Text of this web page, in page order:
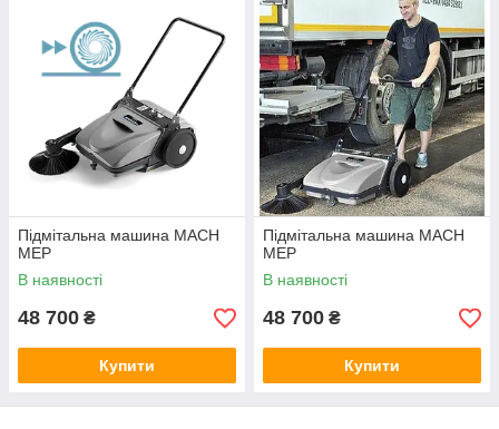
Підмітальна машина MACH
MEP
В наявності
48 700 ₴
Купити
Підмітальна машина МАСН
МЕР
В наявності
48 700 ₴
Купити